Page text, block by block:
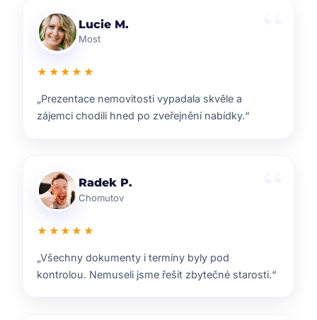
Klára D.
Pardubice
★★★★★
„Rychlá reakce, dobrý marketing a férové jednání.
Přesně takhle si představuji realitní služby.“
Pavel B.
Brno
★★★★★
„Od prvního setkání bylo jasné, že ví, co dělají.
Prodej proběhl hladce a za dobrou cenu.“